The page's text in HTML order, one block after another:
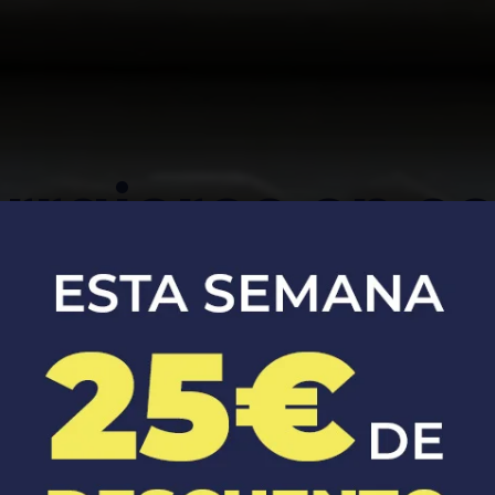
en
Apertura, reparación y sustitución de
cerraduras de coches y casas.​